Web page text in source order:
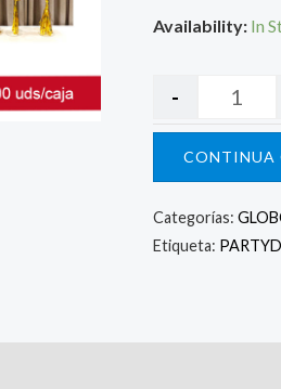
Availability: In
-
CONTINUA
Categorías:
Etiqueta: